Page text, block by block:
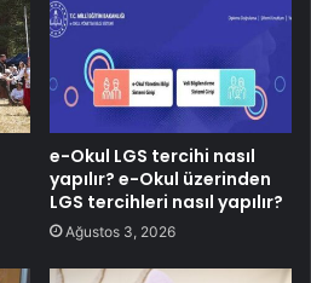
e-Okul LGS tercihi nasıl
yapılır? e-Okul üzerinden
LGS tercihleri nasıl yapılır?
Ağustos 3, 2026